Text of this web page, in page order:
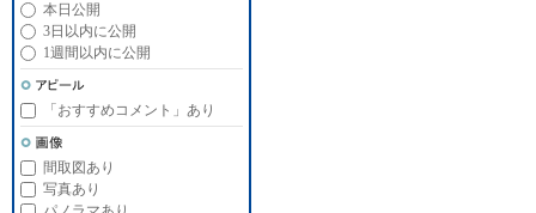
本日公開
3日以内に公開
1週間以内に公開
「おすすめコメント」あり
間取図あり
写真あり